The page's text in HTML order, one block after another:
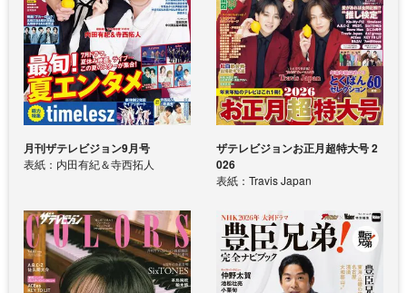
月刊ザテレビジョン9月号
表紙：内田有紀＆寺西拓人
ザテレビジョンお正月超特大号 2
026
表紙：Travis Japan